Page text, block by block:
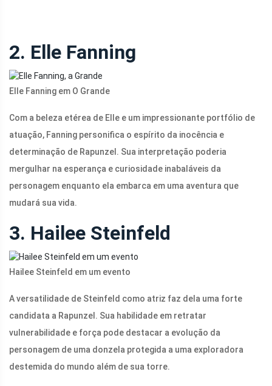
2. Elle Fanning
Elle Fanning em O Grande
Com a beleza etérea de Elle e um impressionante portfólio de
atuação, Fanning personifica o espírito da inocência e
determinação de Rapunzel. Sua interpretação poderia
mergulhar na esperança e curiosidade inabaláveis ​​​​da
personagem enquanto ela embarca em uma aventura que
mudará sua vida.
3. Hailee Steinfeld
Hailee Steinfeld em um evento
A versatilidade de Steinfeld como atriz faz dela uma forte
candidata a Rapunzel. Sua habilidade em retratar
vulnerabilidade e força pode destacar a evolução da
personagem de uma donzela protegida a uma exploradora
destemida do mundo além de sua torre.